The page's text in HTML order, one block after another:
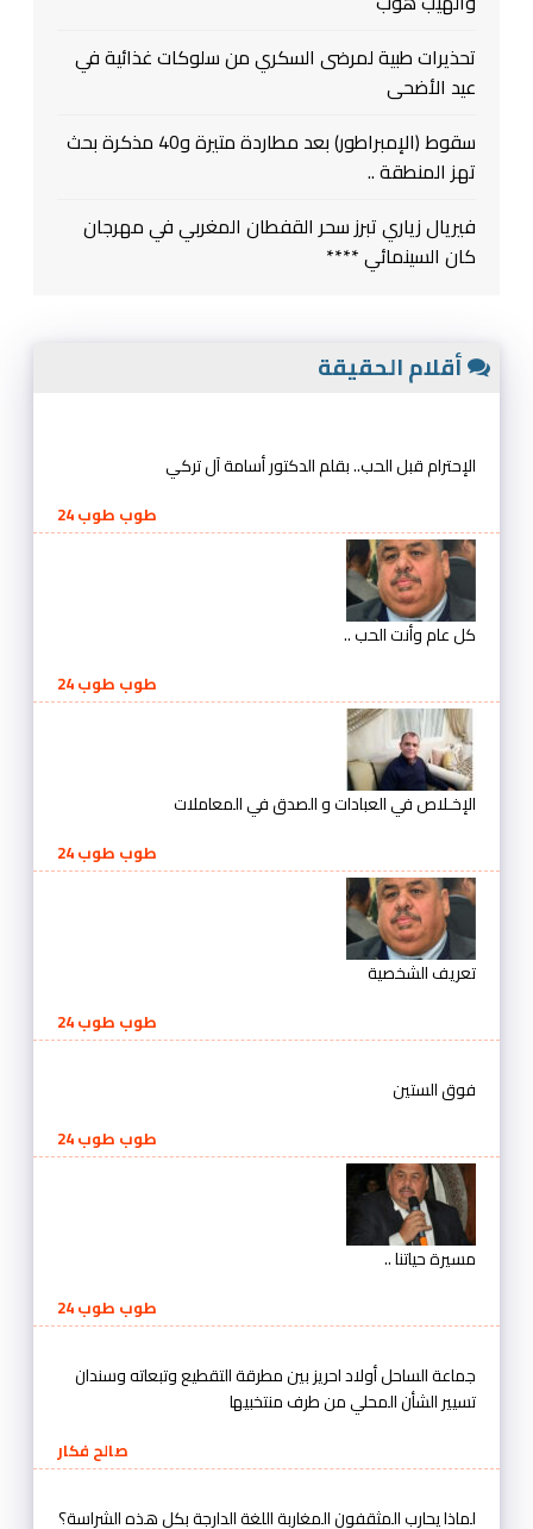
تحذيرات طبية لمرضى السكري من سلوكات غذائية في
عيد الأضحى
سقوط (الإمبراطور) بعد مطاردة متيرة و40 مذكرة بحث
تهز المنطقة ..
فيريال زياري تبرز سحر القفطان المغربي في مهرجان
كان السينمائي ****
أقلام الحقيقة
الإحترام قبل الحب.. بقلم الدكتور أسامة آل تركي
طوب طوب 24
كل عام وأنت الحب ..
طوب طوب 24
الإخـلاص في العبادات و الصدق في المعاملات
طوب طوب 24
تعريف الشخصية
طوب طوب 24
فوق الستين
طوب طوب 24
مسيرة حياتنا ..
طوب طوب 24
جماعة الساحل أولاد احريز بين مطرقة التقطيع وتبعاته وسندان
تسيير الشأن المحلي من طرف منتخبيها
صالح فكار
لماذا يحارب المثقفون المغاربة اللغة الدارجة بكل هذه الشراسة؟